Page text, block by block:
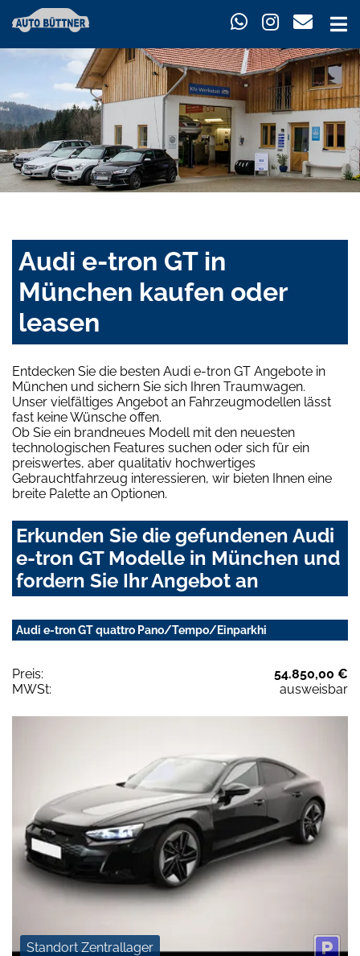
Audi e-tron GT in
München kaufen oder
leasen
Entdecken Sie die besten Audi e-tron GT Angebote in
München und sichern Sie sich Ihren Traumwagen.
Unser vielfältiges Angebot an Fahrzeugmodellen lässt
fast keine Wünsche offen.
Ob Sie ein brandneues Modell mit den neuesten
technologischen Features suchen oder sich für ein
preiswertes, aber qualitativ hochwertiges
Gebrauchtfahrzeug interessieren, wir bieten Ihnen eine
breite Palette an Optionen.
Erkunden Sie die gefundenen Audi
e-tron GT Modelle in München und
fordern Sie Ihr Angebot an
Audi e-tron GT quattro Pano/Tempo/Einparkhi
Preis:
54.850,00 €
MWSt:
ausweisbar
Standort Zentrallager